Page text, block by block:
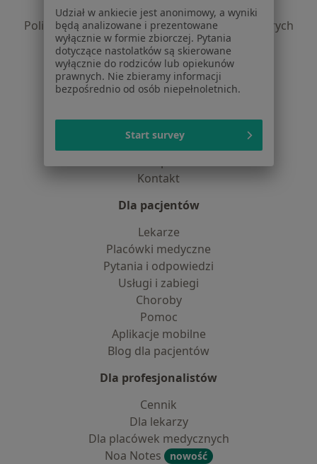
Polityka prywatności profesjonalistów
Polityka prywatności dla profesjonalistów, których
dane pozyskaliśmy samodzielnie
Polityka cookies
Jak działają wyniki wyszukiwania
Dostępność
Partnerzy
Kontakt
Dla pacjentów
Lekarze
Placówki medyczne
Pytania i odpowiedzi
Usługi i zabiegi
Choroby
Pomoc
Aplikacje mobilne
Blog dla pacjentów
Dla profesjonalistów
Cennik
Dla lekarzy
Dla placówek medycznych
Noa Notes
nowość
Udział w ankiecie jest anonimowy, a wyniki
będą analizowane i prezentowane
wyłącznie w formie zbiorczej. Pytania
dotyczące nastolatków są skierowane
wyłącznie do rodziców lub opiekunów
prawnych. Nie zbieramy informacji
bezpośrednio od osób niepełnoletnich.
Start survey